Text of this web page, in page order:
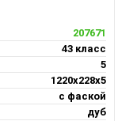
207671
43 класс
5
1220х228х5
с фаской
дуб